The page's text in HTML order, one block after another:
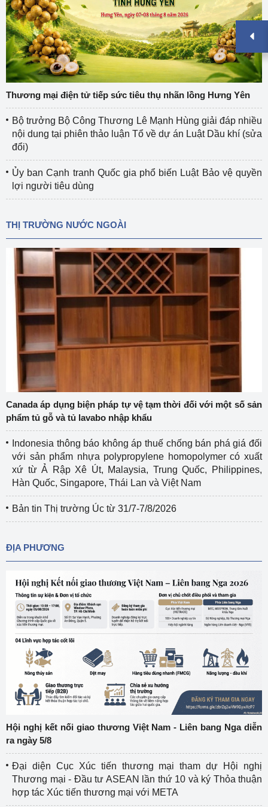
Thương mại điện tử tiếp sức tiêu thụ nhãn lồng Hưng Yên
Bộ trưởng Bộ Công Thương Lê Mạnh Hùng giải đáp nhiều
nội dung tại phiên thảo luận Tổ về dự án Luật Dầu khí (sửa
đổi)
Ủy ban Cạnh tranh Quốc gia phổ biến Luật Bảo vệ quyền
lợi người tiêu dùng
THỊ TRƯỜNG NƯỚC NGOÀI
Canada áp dụng biện pháp tự vệ tạm thời đối với một số sản
phẩm tủ gỗ và tủ lavabo nhập khẩu
Indonesia thông báo không áp thuế chống bán phá giá đối
với sản phẩm nhựa polypropylene homopolymer có xuất
xứ từ Ả Rập Xê Út, Malaysia, Trung Quốc, Philippines,
Hàn Quốc, Singapore, Thái Lan và Việt Nam
Bản tin Thị trường Úc từ 31/7-7/8/2026
ĐỊA PHƯƠNG
Hội nghị kết nối giao thương Việt Nam - Liên bang Nga diễn
ra ngày 5/8
Đại diện Cục Xúc tiến thương mại tham dự Hội nghị
Thương mại - Đầu tư ASEAN lần thứ 10 và ký Thỏa thuận
hợp tác Xúc tiến thương mại với META